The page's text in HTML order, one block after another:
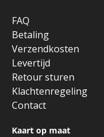
FAQ
Betaling
Verzendkosten
Levertijd
Retour sturen
Klachtenregeling
Contact
Kaart op maat